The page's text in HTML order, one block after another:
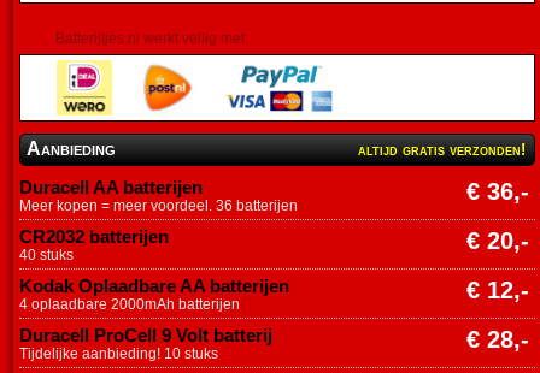
Batterijtjes.nl werkt veilig met:
Aanbieding altijd gratis verzonden!
Duracell AA batterijen € 36,-
Meer kopen = meer voordeel. 36 batterijen
CR2032 batterijen € 20,-
40 stuks
Kodak Oplaadbare AA batterijen € 12,-
4 oplaadbare 2000mAh batterijen
Duracell ProCell 9 Volt batterij € 28,-
Tijdelijke aanbieding! 10 stuks